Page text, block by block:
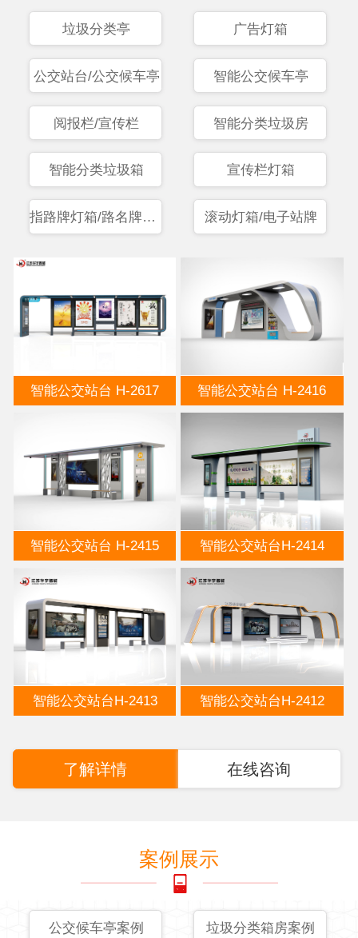
垃圾分类亭 广告灯箱
公交站台/公交候车亭 智能公交候车亭
阅报栏/宣传栏 智能分类垃圾房
智能分类垃圾箱 宣传栏灯箱
指路牌灯箱/路名牌灯箱 滚动灯箱/电子站牌
智能公交站台 H-2617 智能公交站台 H-2416
智能公交站台 H-2415 智能公交站台H-2414
智能公交站台H-2413 智能公交站台H-2412
了解详情 在线咨询
案例展示
公交候车亭案例 垃圾分类箱房案例